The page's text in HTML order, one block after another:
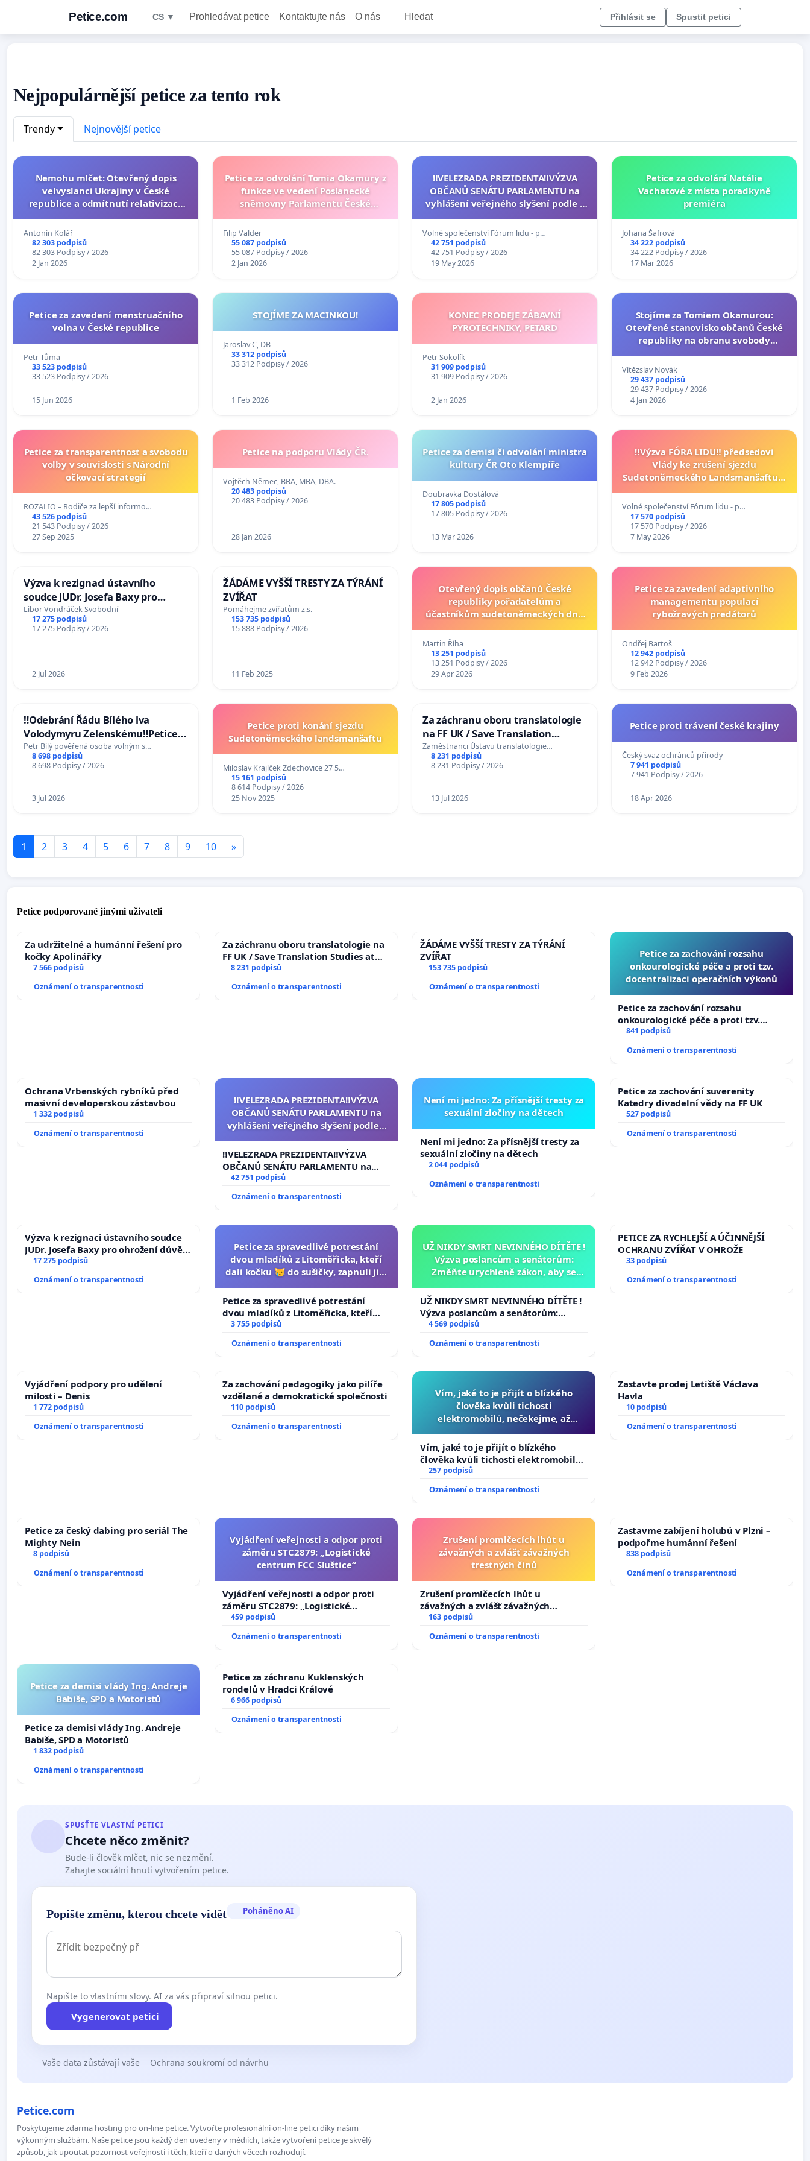
Petice.com CS ▼ Prohledávat petice Kontaktujte nás O nás Hledat Přihlásit se Spustit petici
Nejpopulárnější petice za tento rok
Trendy Nejnovější petice
Nemohu mlčet: Otevřený dopis
velvyslanci Ukrajiny v České
republice a odmítnutí relativizace
Antonín Kolář
82 303 podpisů
82 303 Podpisy / 2026
2 Jan 2026
Petice za odvolání Tomia Okamury z
funkce ve vedení Poslanecké
sněmovny Parlamentu České
Filip Valder
55 087 podpisů
55 087 Podpisy / 2026
2 Jan 2026
‼️VELEZRADA PREZIDENTA‼️VÝZVA
OBČANŮ SENÁTU PARLAMENTU na
vyhlášení veřejného slyšení podle §
na přijetí usnesení k podání ústavní
žaloby na prezidenta republiky
Volné společenství Fórum lidu - p…
42 751 podpisů
42 751 Podpisy / 2026
19 May 2026
Petice za odvolání Natálie
Vachatové z místa poradkyně
premiéra
Johana Šafrová
34 222 podpisů
34 222 Podpisy / 2026
17 Mar 2026
Petice za zavedení menstruačního
volna v České republice
Petr Tůma
33 523 podpisů
33 523 Podpisy / 2026
15 Jun 2026
STOJÍME ZA MACINKOU!
Jaroslav C, DB
33 312 podpisů
33 312 Podpisy / 2026
1 Feb 2026
KONEC PRODEJE ZÁBAVNÍ
PYROTECHNIKY, PETARD
Petr Sokolík
31 909 podpisů
31 909 Podpisy / 2026
2 Jan 2026
Stojíme za Tomiem Okamurou:
Otevřené stanovisko občanů České
republiky na obranu svobody
Vítězslav Novák
29 437 podpisů
29 437 Podpisy / 2026
4 Jan 2026
Petice za transparentnost a svobodu
volby v souvislosti s Národní
očkovací strategií
ROZALIO – Rodiče za lepší informo…
43 526 podpisů
21 543 Podpisy / 2026
27 Sep 2025
Petice na podporu Vlády ČR.
Vojtěch Němec, BBA, MBA, DBA.
20 483 podpisů
20 483 Podpisy / 2026
28 Jan 2026
Petice za demisi či odvolání ministra
kultury ČR Oto Klempíře
Doubravka Dostálová
17 805 podpisů
17 805 Podpisy / 2026
13 Mar 2026
‼️Výzva FÓRA LIDU‼️ předsedovi
Vlády ke zrušení sjezdu
Sudetoněmeckého Landsmanšaftu a
Volné společenství Fórum lidu - p…
17 570 podpisů
17 570 Podpisy / 2026
7 May 2026
Výzva k rezignaci ústavního
soudce JUDr. Josefa Baxy pro
ohrožení důvěry ve spravedlivý
proces
Libor Vondráček Svobodní
17 275 podpisů
17 275 Podpisy / 2026
2 Jul 2026
ŽÁDÁME VYŠŠÍ TRESTY ZA TÝRÁNÍ
ZVÍŘAT
Pomáhejme zvířatům z.s.
153 735 podpisů
15 888 Podpisy / 2026
11 Feb 2025
Otevřený dopis občanů České
republiky pořadatelům a
účastníkům sudetoněmeckých dnů
Martin Říha
13 251 podpisů
13 251 Podpisy / 2026
29 Apr 2026
Petice za zavedení adaptivního
managementu populací
rybožravých predátorů
Ondřej Bartoš
12 942 podpisů
12 942 Podpisy / 2026
9 Feb 2026
‼️Odebrání Řádu Bílého lva
Volodymyru Zelenskému‼️Petice
na podporu přijetí návrhu
poslance JUDr. Jindřicha Rajchla a
Volodymyru Zelenskému
Petr Bílý pověřená osoba volným s…
8 698 podpisů
8 698 Podpisy / 2026
3 Jul 2026
Petice proti konání sjezdu
Sudetoněmeckého landsmanšaftu
Miloslav Krajíček Zdechovice 27 5…
15 161 podpisů
8 614 Podpisy / 2026
25 Nov 2025
Za záchranu oboru translatologie
na FF UK / Save Translation
Studies at the Faculty of Arts,
Charles University
Zaměstnanci Ústavu translatologie…
8 231 podpisů
8 231 Podpisy / 2026
13 Jul 2026
Petice proti trávení české krajiny
Český svaz ochránců přírody
7 941 podpisů
7 941 Podpisy / 2026
18 Apr 2026
1 2 3 4 5 6 7 8 9 10 »
Petice podporované jinými uživateli
Za udržitelné a humánní řešení pro
kočky Apolinářky
7 566 podpisů
Oznámení o transparentnosti
Za záchranu oboru translatologie na
FF UK / Save Translation Studies at
the Faculty of Arts, Charles
University
8 231 podpisů
Oznámení o transparentnosti
ŽÁDÁME VYŠŠÍ TRESTY ZA TÝRÁNÍ
ZVÍŘAT
153 735 podpisů
Oznámení o transparentnosti
Petice za zachování rozsahu
onkourologické péče a proti tzv.
docentralizaci operačních výkonů
Petice za zachování rozsahu
onkourologické péče a proti tzv.
docentralizaci operačních výkonů
841 podpisů
Oznámení o transparentnosti
Ochrana Vrbenských rybníků před
masivní developerskou zástavbou
1 332 podpisů
Oznámení o transparentnosti
‼️VELEZRADA PREZIDENTA‼️VÝZVA
OBČANŮ SENÁTU PARLAMENTU na
vyhlášení veřejného slyšení podle §
na přijetí usnesení k podání ústavní
žaloby na prezidenta republiky
‼️VELEZRADA PREZIDENTA‼️VÝZVA
OBČANŮ SENÁTU PARLAMENTU na
vyhlášení veřejného slyšení podle §
144 jednacího řádu Senátu k návrhu
na přijetí usnesení k podání ústavní
42 751 podpisů
Oznámení o transparentnosti
Není mi jedno: Za přísnější tresty za
sexuální zločiny na dětech
Není mi jedno: Za přísnější tresty za
sexuální zločiny na dětech
2 044 podpisů
Oznámení o transparentnosti
Petice za zachování suverenity
Katedry divadelní vědy na FF UK
527 podpisů
Oznámení o transparentnosti
Výzva k rezignaci ústavního soudce
JUDr. Josefa Baxy pro ohrožení důvěry
ve spravedlivý proces
17 275 podpisů
Oznámení o transparentnosti
Petice za spravedlivé potrestání
dvou mladíků z Litoměřicka, kteří
dali kočku 😿 do sušičky, zapnuli ji a
Petice za spravedlivé potrestání
dvou mladíků z Litoměřicka, kteří
dali kočku 😿 do sušičky, zapnuli ji a
umírání zvířete natočili.
3 755 podpisů
Oznámení o transparentnosti
UŽ NIKDY SMRT NEVINNÉHO DÍTĚTE !
Výzva poslancům a senátorům:
Změňte urychleně zákon, aby se
opakovat!
UŽ NIKDY SMRT NEVINNÉHO DÍTĚTE !
Výzva poslancům a senátorům:
Změňte urychleně zákon, aby se
tragédie malé Viktorky už nemohla
opakovat!
4 569 podpisů
Oznámení o transparentnosti
PETICE ZA RYCHLEJŠÍ A ÚČINNĚJŠÍ
OCHRANU ZVÍŘAT V OHROŽE
33 podpisů
Oznámení o transparentnosti
Vyjádření podpory pro udělení
milosti – Denis
1 772 podpisů
Oznámení o transparentnosti
Za zachování pedagogiky jako pilíře
vzdělané a demokratické společnosti
110 podpisů
Oznámení o transparentnosti
Vím, jaké to je přijít o blízkého
člověka kvůli tichosti
elektromobilů, nečekejme, až
auta!
Vím, jaké to je přijít o blízkého
člověka kvůli tichosti elektromobilů,
nečekejme, až přibydou další,
zaveďme slyšitelná auta!
257 podpisů
Oznámení o transparentnosti
Zastavte prodej Letiště Václava
Havla
10 podpisů
Oznámení o transparentnosti
Petice za český dabing pro seriál The
Mighty Nein
8 podpisů
Oznámení o transparentnosti
Vyjádření veřejnosti a odpor proti
záměru STC2879: „Logistické
centrum FCC Sluštice“
Vyjádření veřejnosti a odpor proti
záměru STC2879: „Logistické
centrum FCC Sluštice“
459 podpisů
Oznámení o transparentnosti
Zrušení promlčecích lhůt u
závažných a zvlášť závažných
trestných činů
Zrušení promlčecích lhůt u
závažných a zvlášť závažných
trestných činů
163 podpisů
Oznámení o transparentnosti
Zastavme zabíjení holubů v Plzni –
podpořme humánní řešení
838 podpisů
Oznámení o transparentnosti
Petice za demisi vlády Ing. Andreje
Babiše, SPD a Motoristů
Petice za demisi vlády Ing. Andreje
Babiše, SPD a Motoristů
1 832 podpisů
Oznámení o transparentnosti
Petice za záchranu Kuklenských
rondelů v Hradci Králové
6 966 podpisů
Oznámení o transparentnosti
SPUSŤTE VLASTNÍ PETICI
Chcete něco změnit?
Bude-li člověk mlčet, nic se nezmění.
Zahajte sociální hnutí vytvořením petice.
Popište změnu, kterou chcete vidět Poháněno AI
Napište to vlastními slovy. AI za vás připraví silnou petici.
Vygenerovat petici
Vaše data zůstávají vaše Ochrana soukromí od návrhu
Petice.com
Poskytujeme zdarma hosting pro on-line petice. Vytvořte profesionální on-line petici díky našim
výkonným službám. Naše petice jsou každý den uvedeny v médiích, takže vytvoření petice je skvělý
způsob, jak upoutat pozornost veřejnosti i těch, kteří o daných věcech rozhodují.